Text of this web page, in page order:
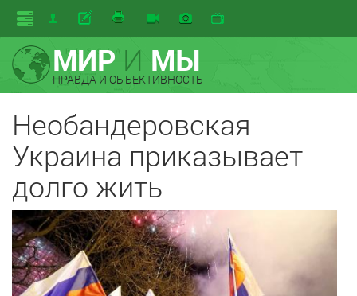
МИРИ МЫ
ПРАВДА И ОБЪЕКТИВНОСТЬ
Необандеровская
Украина приказывает
долго жить